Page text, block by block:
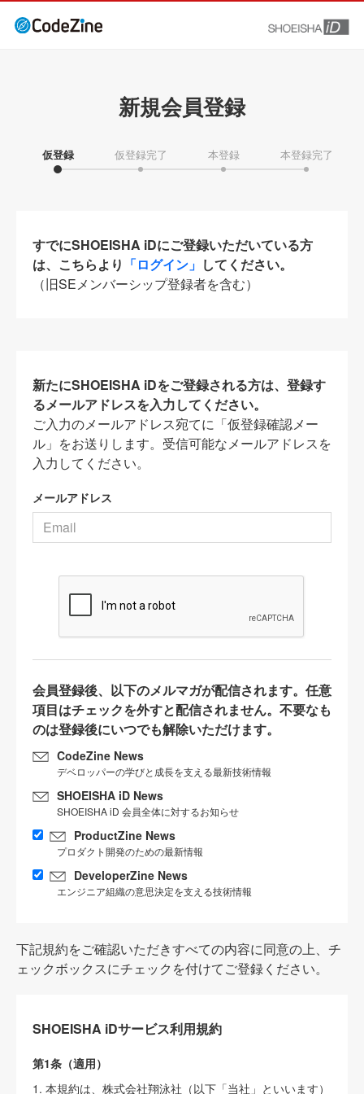
新規会員登録
仮登録 仮登録完了 本登録 本登録完了
すでにSHOEISHA iDにご登録いただいている方
は、こちらより 「ログイン」 してください。
（旧SEメンバーシップ登録者を含む）
新たにSHOEISHA iDをご登録される方は、登録す
るメールアドレスを入力してください。
ご入力のメールアドレス宛てに「仮登録確認メー
ル」をお送りします。受信可能なメールアドレスを
入力してください。
メールアドレス
会員登録後、以下のメルマガが配信されます。任意
項目はチェックを外すと配信されません。不要なも
のは登録後にいつでも解除いただけます。
CodeZine News
デベロッパーの学びと成長を支える最新技術情報
SHOEISHA iD News
SHOEISHA iD 会員全体に対するお知らせ
ProductZine News
プロダクト開発のための最新情報
DeveloperZine News
エンジニア組織の意思決定を支える技術情報
下記規約をご確認いただきすべての内容に同意の上、チ
ェックボックスにチェックを付けてご登録ください。
SHOEISHA iDサービス利用規約
第1条（適用）
1. 本規約は、株式会社翔泳社（以下「当社」といいます）